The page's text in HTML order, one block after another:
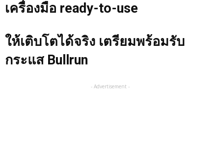
เครื่องมือ ready-to-use
ให้เติบโตได้จริง เตรียมพร้อมรับ
กระแส Bullrun
- Advertisement -